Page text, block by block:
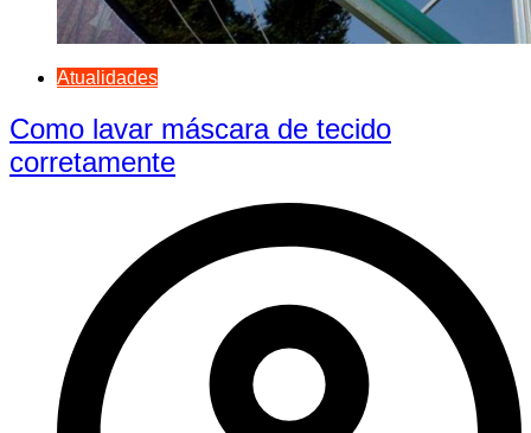
Atualidades
Como lavar máscara de tecido
corretamente